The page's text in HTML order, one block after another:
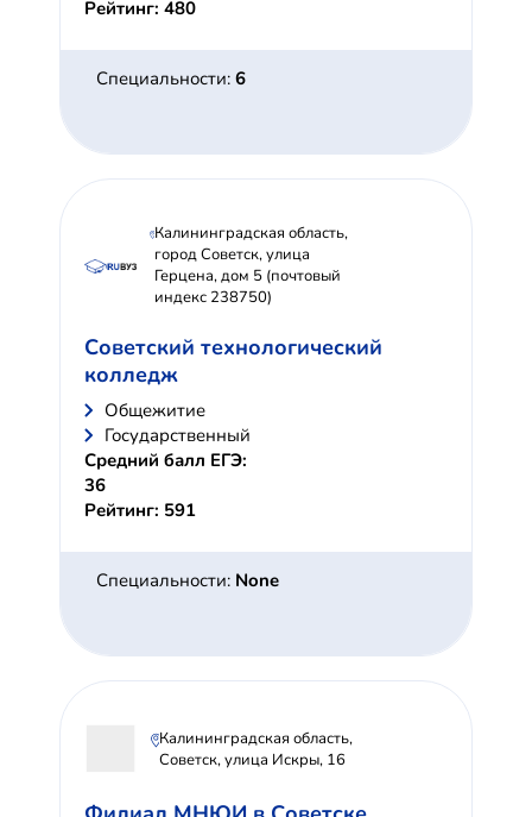
Рейтинг: 480
Специальности: 6
Калининградская область,
город Советск, улица
Герцена, дом 5 (почтовый
индекс 238750)
Советский технологический
колледж
Общежитие
Государственный
Средний балл ЕГЭ:
36
Рейтинг: 591
Специальности: None
Калининградская область,
Советск, улица Искры, 16